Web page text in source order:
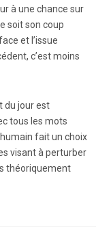
à une chance sur
soit son coup
et l’issue
c’est moins
du jour est
tous les mots
fait un choix
visant à perturber
théoriquement